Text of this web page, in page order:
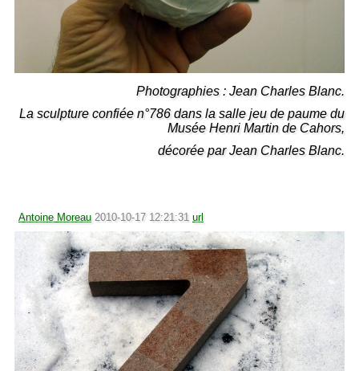
Photographies : Jean Charles Blanc.
La sculpture confiée n°786 dans la salle jeu de paume du
Musée Henri Martin de Cahors,
décorée par Jean Charles Blanc.
Antoine Moreau 2010-10-17 12:21:31 url